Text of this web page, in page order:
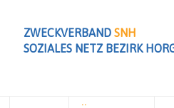
ZWECKVERBAND SNH
SOZIALES NETZ BEZIRK